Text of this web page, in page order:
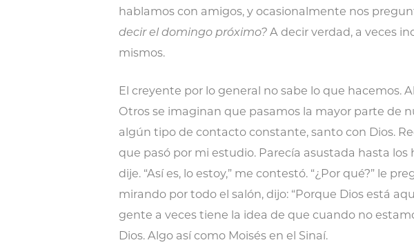
hablamos con amigos, y ocasionalmente nos
decir el domingo próximo? A decir verdad, a veces
mismos.
El creyente por lo general no sabe lo que hacemos.
Otros se imaginan que pasamos la mayor parte de
algún tipo de contacto constante, santo con Dios.
que pasó por mi estudio. Parecía asustada hasta los
dije. “Así es, lo estoy,” me contestó. “¿Por qué?” le
mirando por todo el salón, dijo: “Porque Dios está
gente a veces tiene la idea de que cuando no
Dios. Algo así como Moisés en el Sinaí.